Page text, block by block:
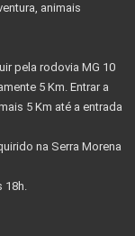
animais
pela rodovia MG 10
5 Km. Entrar a
5 Km até a entrada
na Serra Morena